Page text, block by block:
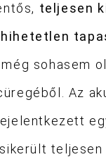
teljesen
hihetetlen
sohasem
Az
teljesen